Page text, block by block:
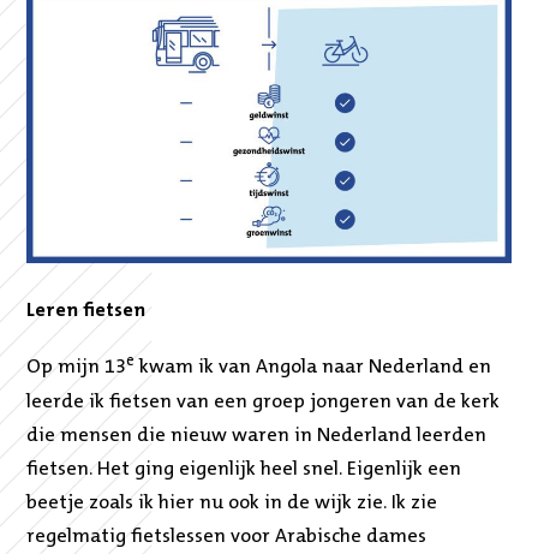
Leren fietsen
Op mijn 13e kwam ik van Angola naar Nederland en
leerde ik fietsen van een groep jongeren van de kerk
die mensen die nieuw waren in Nederland leerden
fietsen. Het ging eigenlijk heel snel. Eigenlijk een
beetje zoals ik hier nu ook in de wijk zie. Ik zie
regelmatig fietslessen voor Arabische dames